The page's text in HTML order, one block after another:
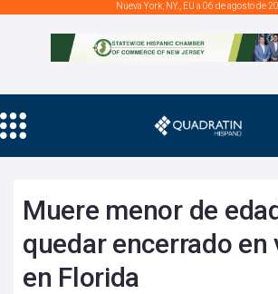
Nueva York, NY., EU a 06 de agosto de
Muere menor de
quedar encerrado en
en Florida